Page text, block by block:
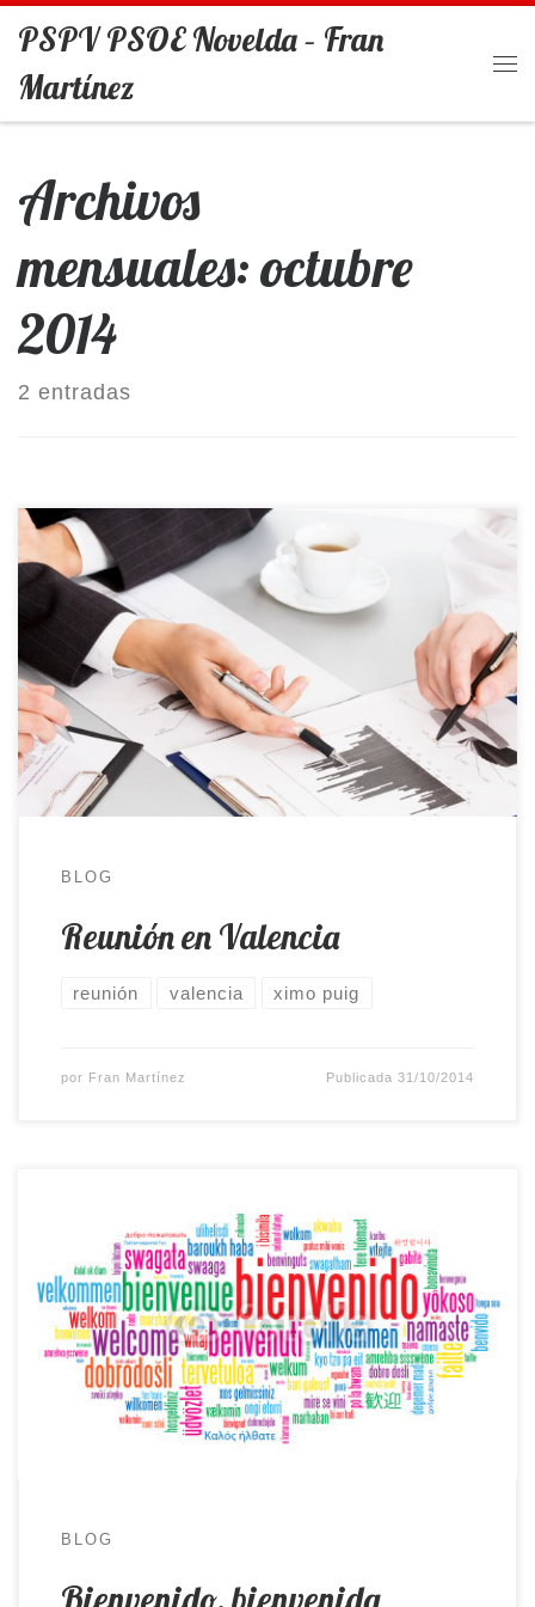
Saltar al contenido
PSPV PSOE Novelda – Fran
Martínez
Archivos
mensuales:octubre
2014
2 entradas
La pasada semana tuve la suerte de poder subir a
Valencia. No, no fue un mero viaje de placer, que
va, sino más bien todo lo contrario. Desde que
gané las Primarias de Novelda os podéis imaginar
la ingente cantidad y volumen de
responsabilidades y trabajo que he asumido. Ser
[…]
BLOG
Reunión en Valencia
reunión valencia ximo puig
por Fran Martínez Publicada31/10/2014
Bienvenido, benvingut. A esta, mi web, mi blog.
Que espero sea también vuestra. Un lugar donde
expondré, mostraré y declararé todo lo referente a
esta nueva etapa política que inicio. Porque como
ya sabrás, fui elegido, primarias mediante,
candidato socialista a la alcaldía de Novelda en
las próximas elecciones municipales. […]
BLOG